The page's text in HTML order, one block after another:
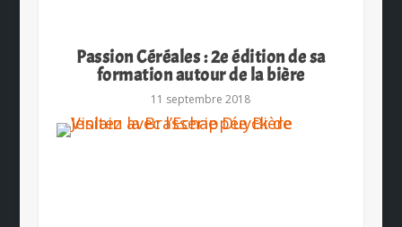
Passion Céréales : 2e édition de sa
formation autour de la bière
11 septembre 2018